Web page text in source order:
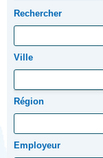
Rechercher
Ville
Région
Employeur